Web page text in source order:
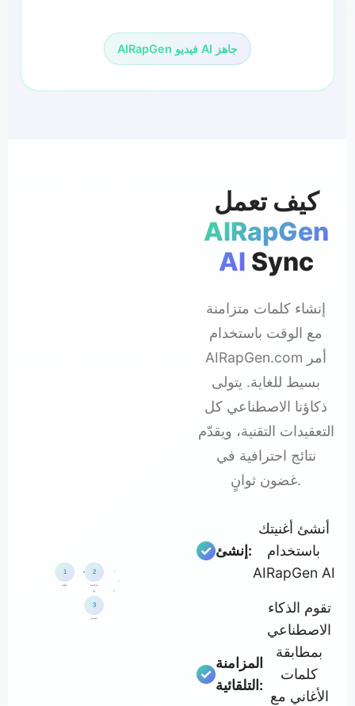
AIRapGen فيديو AI جاهز
1
توليد
2
مزامنة
3
تصدير
♪
♫
♬
كيف تعمل
AIRapGen
AI Sync
إنشاء كلمات متزامنة
مع الوقت باستخدام
AIRapGen.com أمر
بسيط للغاية. يتولى
ذكاؤنا الاصطناعي كل
التعقيدات التقنية، ويقدّم
نتائج احترافية في
غضون ثوانٍ.
إنشئ:
أنشئ أغنيتك
باستخدام
AIRapGen AI
المزامنة
التلقائية:
تقوم الذكاء
الاصطناعي
بمطابقة
كلمات
الأغاني مع